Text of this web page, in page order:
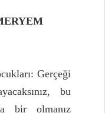
Gerçeği
bu
bir olmanız